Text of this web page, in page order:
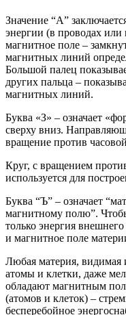
Значение “А”
энергии (в проводах или
магнитное поле –
магнитных линий
Большой палец
других пальца –
магнитных линий.
Буква «З» – означает
сверху вниз.
вращение против
Круг, с вращением
используется для
Буква “Ъ” – означает
магнитному полю”.
только энергия
и магнитное поле
Любая материя, видимая
атомы и клетки, даже
обладают магнитным
(атомов и клеток) –
бесперебойное